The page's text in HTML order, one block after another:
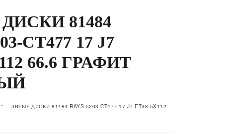
81484
CT477 17 J7
66.6 ГРАФИТ
ЛИТЫЕ ДИСКИ 81484 RAYS 5203-CT477 17 J7 ET38 5X112